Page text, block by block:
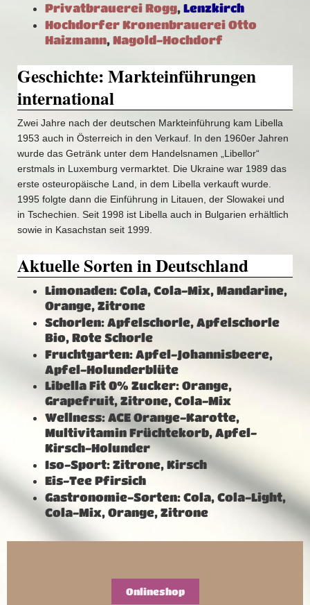
Privatbrauerei Rogg, Lenzkirch
Hochdorfer Kronenbrauerei Otto
Haizmann, Nagold-Hochdorf
Geschichte: Markteinführungen
international
Zwei Jahre nach der deutschen Markteinführung kam Libella
1953 auch in Österreich in den Verkauf. In den 1960er Jahren
wurde das Getränk unter dem Handelsnamen „Libellor“
erstmals in Luxemburg vermarktet. Die Ukraine war 1989 das
erste osteuropäische Land, in dem Libella verkauft wurde.
1995 folgte dann die Einführung in Litauen, der Slowakei und
in Tschechien. Seit 1998 ist Libella auch in Bulgarien erhältlich
sowie in Kasachstan seit 1999.
Aktuelle Sorten in Deutschland
Limonaden: Cola, Cola-Mix, Mandarine,
Orange, Zitrone
Schorlen: Apfelschorle, Apfelschorle
Bio, Rote Schorle
Fruchtgarten: Apfel-Johannisbeere,
Apfel-Holunderblüte
Libella Fit 0% Zucker: Orange,
Grapefruit, Zitrone, Cola-Mix
Wellness: ACE Orange-Karotte,
Multivitamin Früchtekorb, Apfel-
Kirsch-Holunder
Iso-Sport: Zitrone, Kirsch
Eis-Tee Pfirsich
Gastronomie-Sorten: Cola, Cola-Light,
Cola-Mix, Orange, Zitrone
Onlineshop